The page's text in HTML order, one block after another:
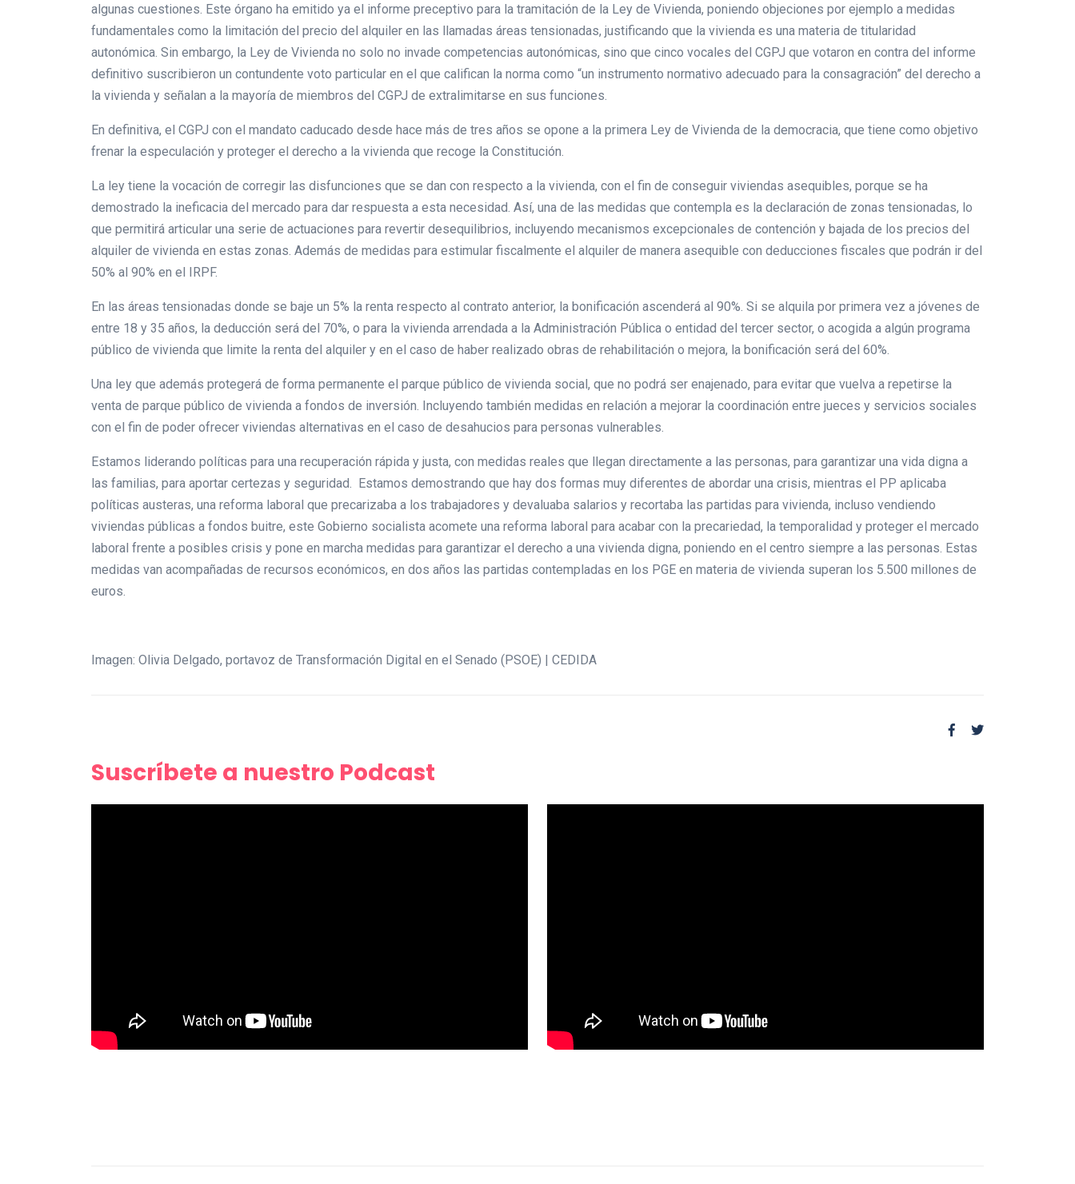
algunas cuestiones. Este órgano ha emitido ya el informe preceptivo para la tramitación de la Ley de Vivienda, poniendo objeciones por ejemplo a medidas
fundamentales como la limitación del precio del alquiler en las llamadas áreas tensionadas, justificando que la vivienda es una materia de titularidad
autonómica. Sin embargo, la Ley de Vivienda no solo no invade competencias autonómicas, sino que cinco vocales del CGPJ que votaron en contra del informe
definitivo suscribieron un contundente voto particular en el que califican la norma como “un instrumento normativo adecuado para la consagración” del derecho a
la vivienda y señalan a la mayoría de miembros del CGPJ de extralimitarse en sus funciones.
En definitiva, el CGPJ con el mandato caducado desde hace más de tres años se opone a la primera Ley de Vivienda de la democracia, que tiene como objetivo
frenar la especulación y proteger el derecho a la vivienda que recoge la Constitución.
La ley tiene la vocación de corregir las disfunciones que se dan con respecto a la vivienda, con el fin de conseguir viviendas asequibles, porque se ha
demostrado la ineficacia del mercado para dar respuesta a esta necesidad. Así, una de las medidas que contempla es la declaración de zonas tensionadas, lo
que permitirá articular una serie de actuaciones para revertir desequilibrios, incluyendo mecanismos excepcionales de contención y bajada de los precios del
alquiler de vivienda en estas zonas. Además de medidas para estimular fiscalmente el alquiler de manera asequible con deducciones fiscales que podrán ir del
50% al 90% en el IRPF.
En las áreas tensionadas donde se baje un 5% la renta respecto al contrato anterior, la bonificación ascenderá al 90%. Si se alquila por primera vez a jóvenes de
entre 18 y 35 años, la deducción será del 70%, o para la vivienda arrendada a la Administración Pública o entidad del tercer sector, o acogida a algún programa
público de vivienda que limite la renta del alquiler y en el caso de haber realizado obras de rehabilitación o mejora, la bonificación será del 60%.
Una ley que además protegerá de forma permanente el parque público de vivienda social, que no podrá ser enajenado, para evitar que vuelva a repetirse la
venta de parque público de vivienda a fondos de inversión. Incluyendo también medidas en relación a mejorar la coordinación entre jueces y servicios sociales
con el fin de poder ofrecer viviendas alternativas en el caso de desahucios para personas vulnerables.
Estamos liderando políticas para una recuperación rápida y justa, con medidas reales que llegan directamente a las personas, para garantizar una vida digna a
las familias, para aportar certezas y seguridad. Estamos demostrando que hay dos formas muy diferentes de abordar una crisis, mientras el PP aplicaba
políticas austeras, una reforma laboral que precarizaba a los trabajadores y devaluaba salarios y recortaba las partidas para vivienda, incluso vendiendo
viviendas públicas a fondos buitre, este Gobierno socialista acomete una reforma laboral para acabar con la precariedad, la temporalidad y proteger el mercado
laboral frente a posibles crisis y pone en marcha medidas para garantizar el derecho a una vivienda digna, poniendo en el centro siempre a las personas. Estas
medidas van acompañadas de recursos económicos, en dos años las partidas contempladas en los PGE en materia de vivienda superan los 5.500 millones de
euros.
Imagen: Olivia Delgado, portavoz de Transformación Digital en el Senado (PSOE) | CEDIDA
Suscríbete a nuestro Podcast